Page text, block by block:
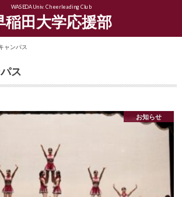
WASEDA Univ. Cheerleading Club
稲田大学応援部
ャンパス
ス
お知らせ